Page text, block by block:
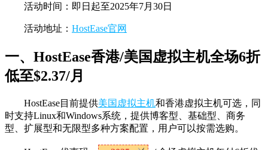
活动时间：即日起至2025年7月30日
活动地址： HostEase官网
一、HostEase香港/美国虚拟主机全场6折
低至$2.37/月
HostEase目前提供美国虚拟主机和香港虚拟主机可选，同
时支持Linux和Windows系统，提供博客型、基础型、商务
型、扩展型和无限型多种方案配置，用户可以按需选购。